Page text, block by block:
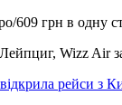
609 грн в одну
Wizz Air
рейси з